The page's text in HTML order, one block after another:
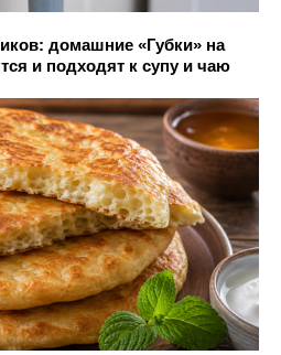
домашние «Губки» на
и подходят к супу и чаю